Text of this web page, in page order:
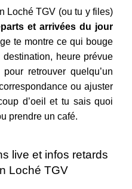
Loché TGV (ou tu y files)
et arrivées du jour
te montre ce qui bouge
heure prévue
retrouver quelqu’un
ou ajuster
d’oeil et tu sais quoi
prendre un café.
live et infos retards
Loché TGV